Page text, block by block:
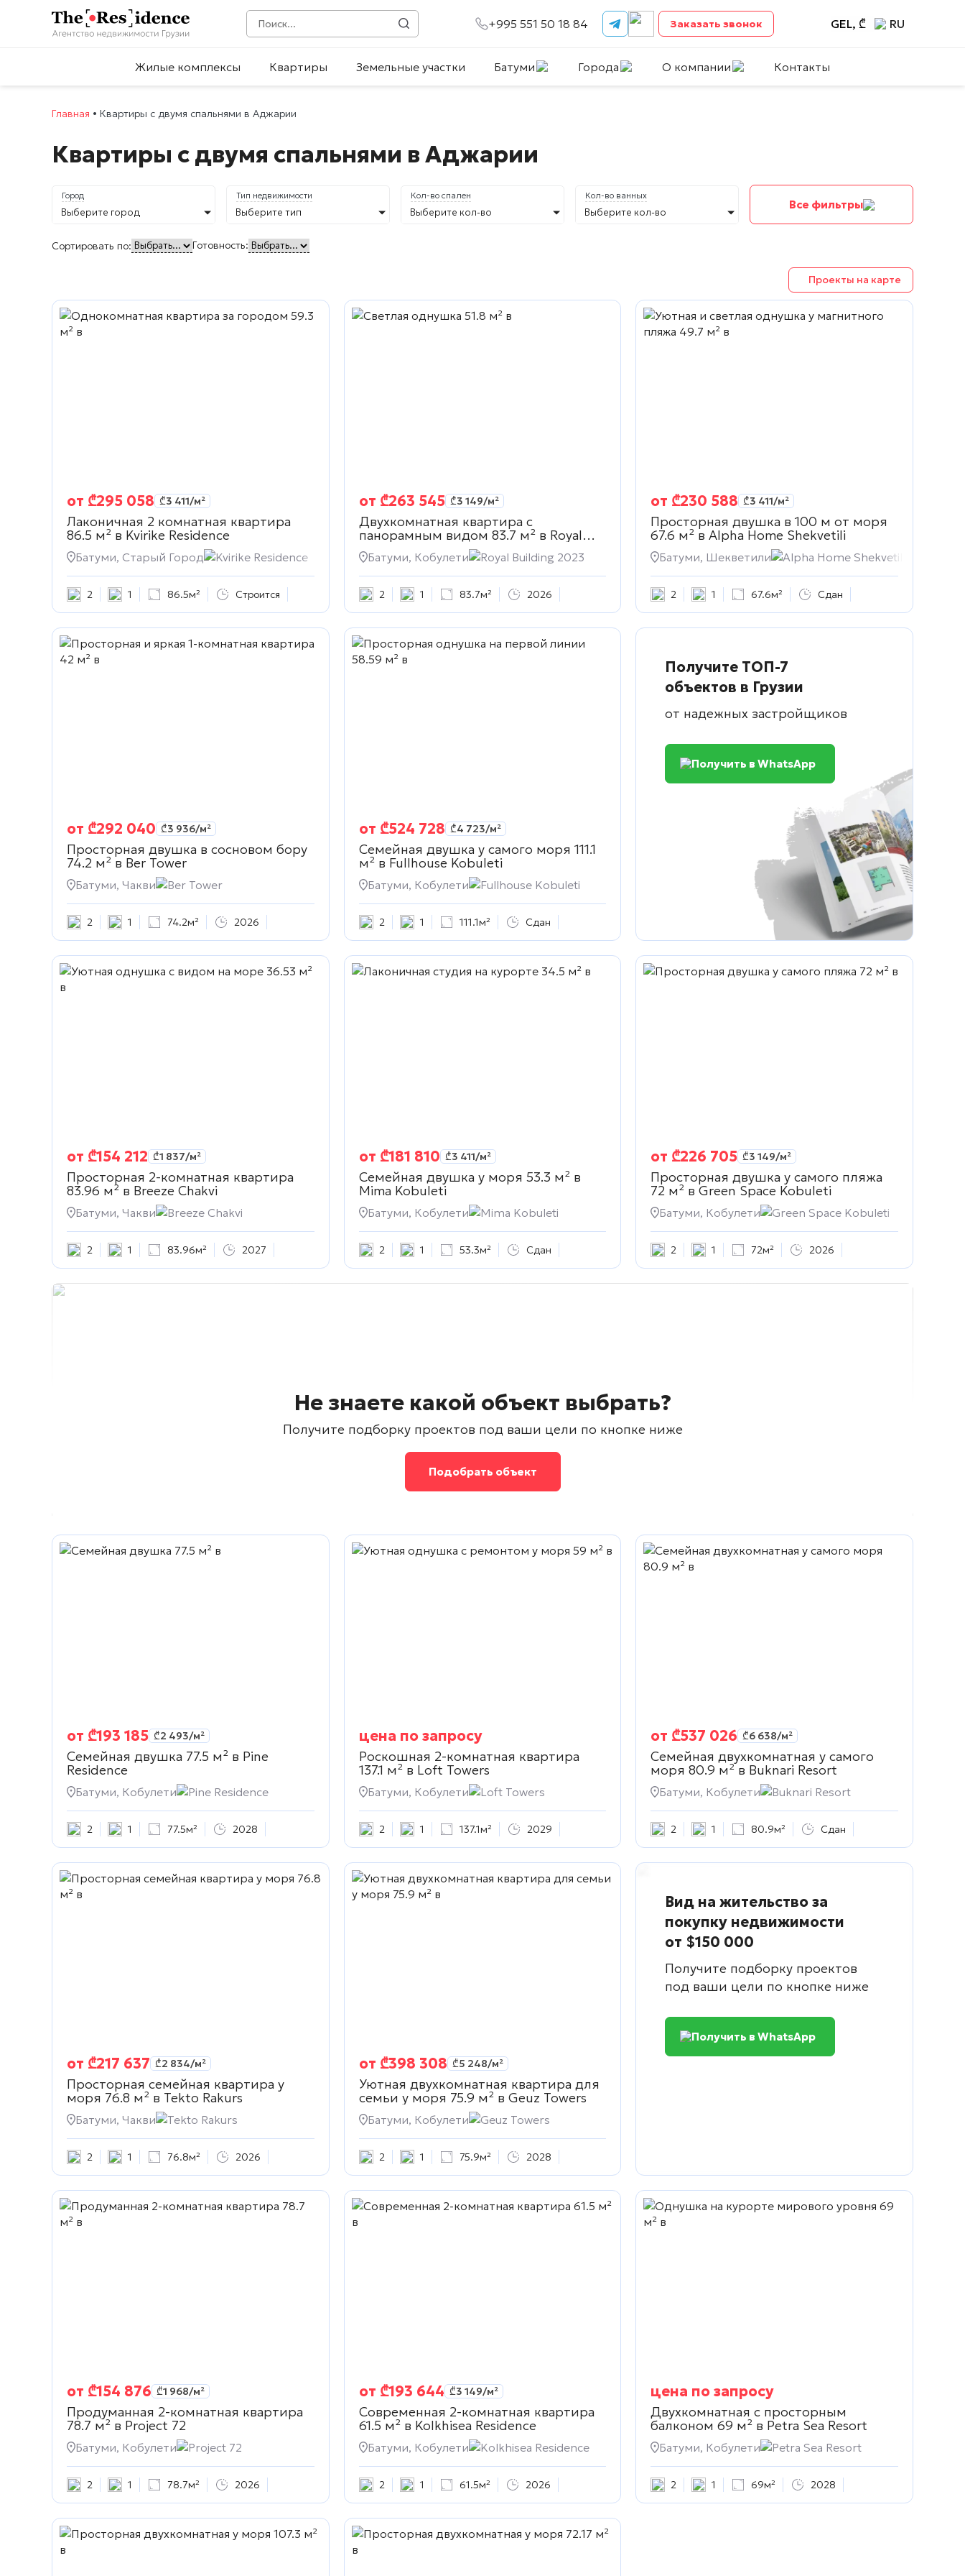
+995 551 50 18 84 Заказать звонок GEL, ₾ RU
Жилые комплексы Квартиры Земельные участки Батуми Города О компании Контакты
Главная • Квартиры с двумя спальнями в Аджарии
Квартиры с двумя спальнями в Аджарии
Город
Выберите город
Тип недвижимости
Выберите тип
Кол-во спален
Выберите кол-во
Кол-во ванных
Выберите кол-во
Все фильтры
Сортировать по: Готовность:
Проекты на карте
от ₾295 058 ₾3 411/м²
Лаконичная 2 комнатная квартира
86.5 м² в Kvirike Residence
Батуми, Старый Город Kvirike Residence
2 1 86.5м² Строится
от ₾263 545 ₾3 149/м²
Двухкомнатная квартира с
панорамным видом 83.7 м² в Royal
Building 2023
Батуми, Кобулети Royal Building 2023
2 1 83.7м² 2026
от ₾230 588 ₾3 411/м²
Просторная двушка в 100 м от моря
67.6 м² в Alpha Home Shekvetili
Батуми, Шекветили Alpha Home Shekvetili
2 1 67.6м² Сдан
от ₾292 040 ₾3 936/м²
Просторная двушка в сосновом бору
74.2 м² в Ber Tower
Батуми, Чакви Ber Tower
2 1 74.2м² 2026
от ₾524 728 ₾4 723/м²
Семейная двушка у самого моря 111.1
м² в Fullhouse Kobuleti
Батуми, Кобулети Fullhouse Kobuleti
2 1 111.1м² Сдан
Получите ТОП-7
объектов в Грузии
от надежных застройщиков
Получить в WhatsApp
от ₾154 212 ₾1 837/м²
Просторная 2-комнатная квартира
83.96 м² в Breeze Chakvi
Батуми, Чакви Breeze Chakvi
2 1 83.96м² 2027
от ₾181 810 ₾3 411/м²
Семейная двушка у моря 53.3 м² в
Mima Kobuleti
Батуми, Кобулети Mima Kobuleti
2 1 53.3м² Сдан
от ₾226 705 ₾3 149/м²
Просторная двушка у самого пляжа
72 м² в Green Space Kobuleti
Батуми, Кобулети Green Space Kobuleti
2 1 72м² 2026
Не знаете какой объект выбрать?
Получите подборку проектов под ваши цели по кнопке ниже
Подобрать объект
от ₾193 185 ₾2 493/м²
Семейная двушка 77.5 м² в Pine
Residence
Батуми, Кобулети Pine Residence
2 1 77.5м² 2028
цена по запросу
Роскошная 2-комнатная квартира
137.1 м² в Loft Towers
Батуми, Кобулети Loft Towers
2 1 137.1м² 2029
от ₾537 026 ₾6 638/м²
Семейная двухкомнатная у самого
моря 80.9 м² в Buknari Resort
Батуми, Кобулети Buknari Resort
2 1 80.9м² Сдан
от ₾217 637 ₾2 834/м²
Просторная семейная квартира у
моря 76.8 м² в Tekto Rakurs
Батуми, Чакви Tekto Rakurs
2 1 76.8м² 2026
от ₾398 308 ₾5 248/м²
Уютная двухкомнатная квартира для
семьи у моря 75.9 м² в Geuz Towers
Батуми, Кобулети Geuz Towers
2 1 75.9м² 2028
Вид на жительство за
покупку недвижимости
от $150 000
Получите подборку проектов
под ваши цели по кнопке ниже
Получить в WhatsApp
от ₾154 876 ₾1 968/м²
Продуманная 2-комнатная квартира
78.7 м² в Project 72
Батуми, Кобулети Project 72
2 1 78.7м² 2026
от ₾193 644 ₾3 149/м²
Современная 2-комнатная квартира
61.5 м² в Kolkhisea Residence
Батуми, Кобулети Kolkhisea Residence
2 1 61.5м² 2026
цена по запросу
Двухкомнатная с просторным
балконом 69 м² в Petra Sea Resort
Батуми, Кобулети Petra Sea Resort
2 1 69м² 2028